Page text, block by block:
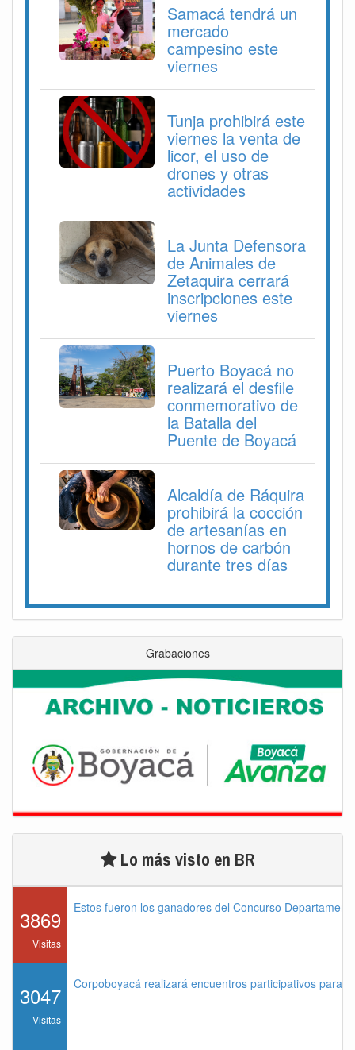
Samacá tendrá un
mercado
campesino este
viernes
Tunja prohibirá este
viernes la venta de
licor, el uso de
drones y otras
actividades
La Junta Defensora
de Animales de
Zetaquira cerrará
inscripciones este
viernes
Puerto Boyacá no
realizará el desfile
conmemorativo de
la Batalla del
Puente de Boyacá
Alcaldía de Ráquira
prohibirá la cocción
de artesanías en
hornos de carbón
durante tres días
Grabaciones
Lo más visto en BR
3869
Visitas
Estos fueron los ganadores del Concurso
3047
Visitas
Corpoboyacá realizará encuentros participativos para